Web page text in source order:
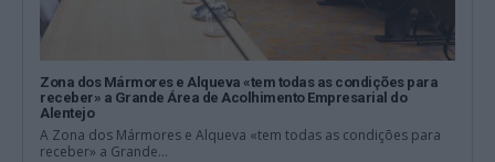
Zona dos Mármores e Alqueva «tem todas as condições para
receber» a Grande Área de Acolhimento Empresarial do
Alentejo
A Zona dos Mármores e Alqueva «tem todas as condições para
receber» a Grande...